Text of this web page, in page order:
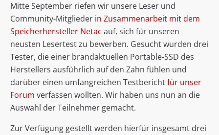
Mitte September riefen wir unsere Leser und
Community-Mitglieder in Zusammenarbeit mit dem
Speicherhersteller Netac auf, sich für unseren
neusten Lesertest zu bewerben. Gesucht wurden drei
Tester, die einer brandaktuellen Portable-SSD des
Herstellers ausführlich auf den Zahn fühlen und
darüber einen umfangreichen Testberichtfür unser
Forum verfassen wollten. Wir haben uns nun an die
Auswahl der Teilnehmer gemacht.
Zur Verfügung gestellt werden hierfür insgesamt drei